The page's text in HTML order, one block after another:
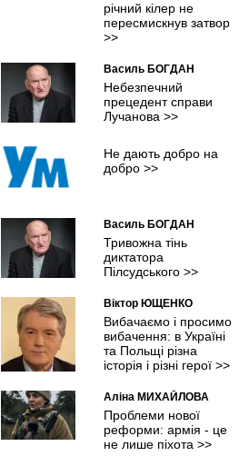
У липні Сили оборони уразили
танкерів та трубопровідної
інфраструктури
19:22 04.08.2026
Місіс Земля Інтернешенл-2026 стала
17:14 04.08.2026
Висновки для майбутнього:
16:19 04.08.2026
Уражено пункт ФСБ,автомобільний та
залізничний мости, та інші об'єкти
противника – Генштаб
15:55 04.08.2026
Майже 1,4 тис. правоохоронців
підозрюється у зраді та співпраці з
ворогом – ДБР
12:39 04.08.2026
У Ленінградській та Московській
областях палають склади Wildberries,
на Самарщині – Сизранський НПЗ
річний кілер не
пересмискнув затвор
>>
Василь БОГДАН
Небезпечний
прецедент справи
Лучанова >>
Не дають добро на
добро>>
Василь БОГДАН
Тривожна тінь
диктатора
Пілсудського>>
Віктор ЮЩЕНКО
Вибачаємо і просимо
вибачення: в Україні
та Польщі різна
історія і різні герої>>
Аліна МИХАЙЛОВА
Проблеми нової
реформи: армія - це
не лише піхота >>